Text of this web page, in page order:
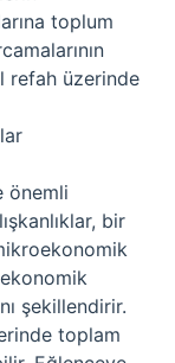
toplum
refah üzerinde
önemli
bir
şekillendirir.
toplam